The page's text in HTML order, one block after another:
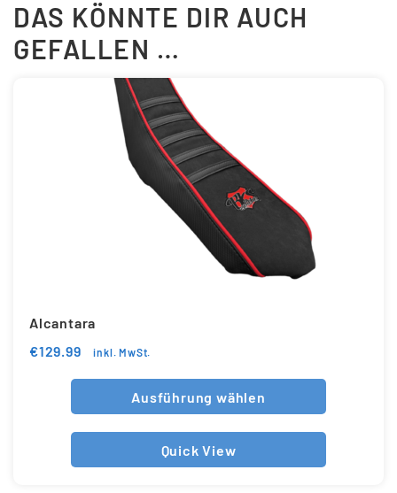
DAS KÖNNTE DIR AUCH
GEFALLEN …
Alcantara
€129.99 inkl. MwSt.
Ausführung wählen
Quick View